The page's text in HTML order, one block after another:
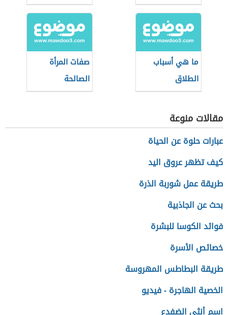
ما هي أسباب
الطلاق
صفات المرأة
الصالحة
مقالات منوعة
عبارات حلوة عن الحياة
كيف تظهر عروق اليد
طريقة عمل شوربة الذرة
بحث عن الجاذبية
فوائد الكوسا للبشرة
خصائص الأسرة
طريقة البطاطس المهروسة
الخصية الهاجرة - فيديو
اسم أنثى الضفدع